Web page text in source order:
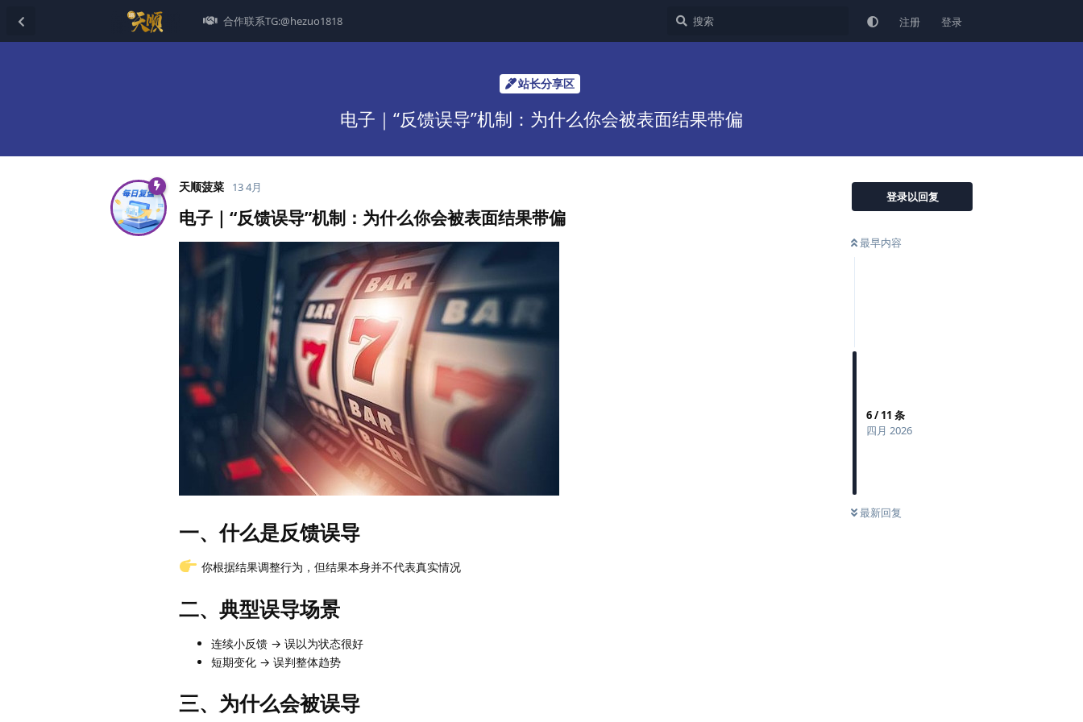
合作联系TG:@hezuo1818 注册 登录
站长分享区
电子｜“反馈误导”机制：为什么你会被表面结果带偏
登录以回复
最早内容
6/11 条
四月 2026
最新回复
天顺菠菜 13 4月
电子｜“反馈误导”机制：为什么你会被表面结果带偏
一、什么是反馈误导
你根据结果调整行为，但结果本身并不代表真实情况
二、典型误导场景
连续小反馈 → 误以为状态很好
短期变化 → 误判整体趋势
三、为什么会被误导